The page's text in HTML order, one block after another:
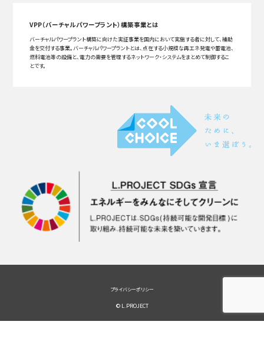
VPP（バーチャルパワープラント）構築事業とは
バーチャルパワープラント構築に向けた実証事業を国内において実施する者に対して、補助
金を交付する事業。バーチャルパワープラントとは、点在する小規模な再エネ発電や蓄電池、
燃料電池等の設備と、電力の需要を管理するネットワーク・システムをまとめて制御するこ
とです。
プライバシーポリシー
© L.PROJECT